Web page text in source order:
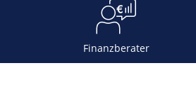
Finanzberater